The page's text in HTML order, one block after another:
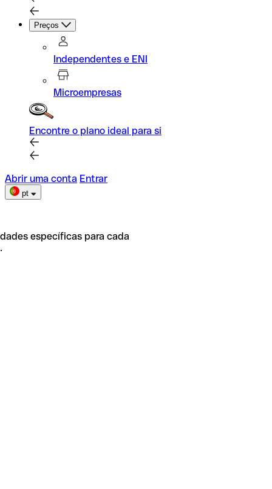
Preços
Independentes e ENI
Microempresas
Encontre o plano ideal para si
Abrir uma conta Entrar
pt
específicas para cada